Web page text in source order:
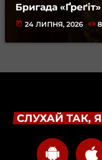
Бригада
today 24 ЛИПНЯ, 2026 8
СЛУХАЙ ТАК,